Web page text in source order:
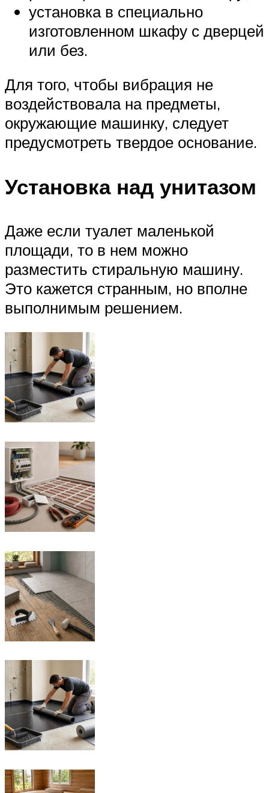
установка в специально
изготовленном шкафу с дверцей
или без.
Для того, чтобы вибрация не
воздействовала на предметы,
окружающие машинку, следует
предусмотреть твердое основание.
Установка над унитазом
Даже если туалет маленькой
площади, то в нем можно
разместить стиральную машину.
Это кажется странным, но вполне
выполнимым решением.